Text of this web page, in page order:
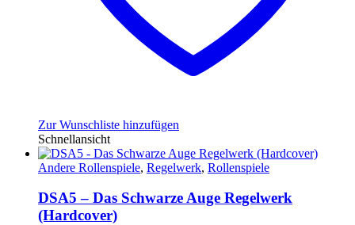
Zur Wunschliste hinzufügen
Schnellansicht
Andere Rollenspiele, Regelwerk, Rollenspiele
DSA5 – Das Schwarze Auge Regelwerk
(Hardcover)